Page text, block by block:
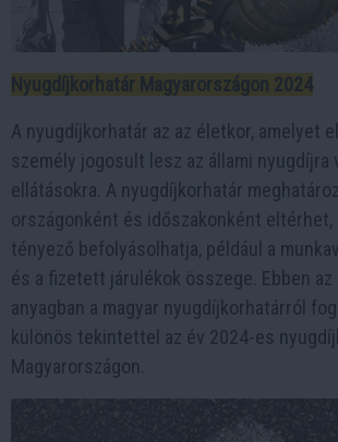
Nyugdíjkorhatár Magyarországon 2024
A nyugdíjkorhatár az az életkor, amelyet
személy jogosult lesz az állami nyugdíjra
ellátásokra. A nyugdíjkorhatár
országonként és időszakonként eltérhet,
tényező befolyásolhatja, például a
és a fizetett járulékok összege. Ebben az
anyagban a magyar nyugdíjkorhatárról
különös tekintettel az év 2024-es
Magyarországon.